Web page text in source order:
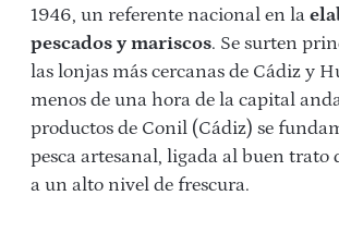
1946, un referente nacional en la
pescados y mariscos. Se surten
las lonjas más cercanas de Cádiz y
menos de una hora de la capital
productos de Conil (Cádiz) se
pesca artesanal, ligada al buen trato
a un alto nivel de frescura.